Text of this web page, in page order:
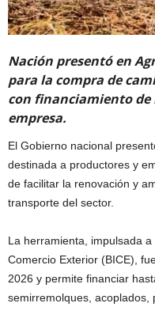
Nación presentó en
para la compra de
con financiamiento de
empresa.
El Gobierno nacional
destinada a productores y
de facilitar la renovación y
transporte del sector.
La herramienta, impulsada
Comercio Exterior (BICE),
2026 y permite financiar
semirremolques, acoplados,